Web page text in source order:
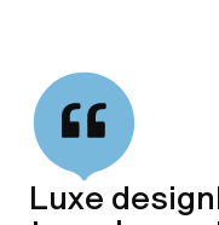
Luxe